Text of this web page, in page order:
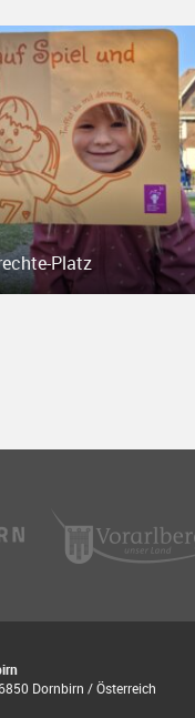
Platz
Dornbirn / Österreich